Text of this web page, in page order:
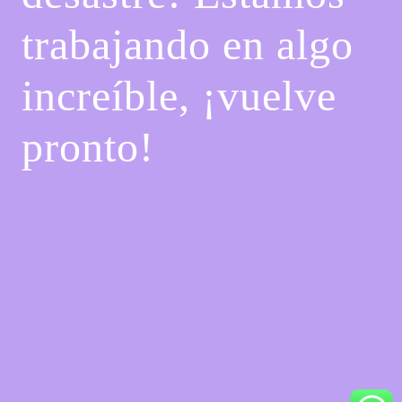
trabajando en algo
increíble, ¡vuelve
pronto!